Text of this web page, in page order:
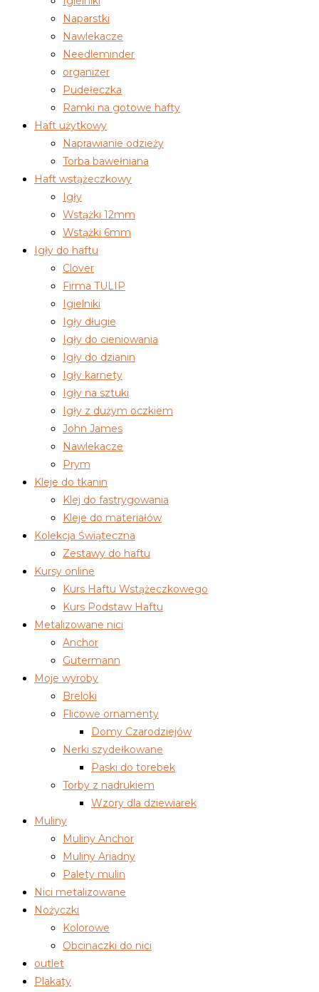
Naparstki
Nawlekacze
Needleminder
organizer
Pudełeczka
Ramki na gotowe hafty
Haft użytkowy
Naprawianie odzieży
Torba bawełniana
Haft wstążeczkowy
Igły
Wstążki 12mm
Wstążki 6mm
Igły do haftu
Clover
Firma TULIP
Igielniki
Igły długie
Igły do cieniowania
Igły do dzianin
Igły karnety
Igły na sztuki
Igły z dużym oczkiem
John James
Nawlekacze
Prym
Kleje do tkanin
Klej do fastrygowania
Kleje do materiałów
Kolekcja Świąteczna
Zestawy do haftu
Kursy online
Kurs Haftu Wstążeczkowego
Kurs Podstaw Haftu
Metalizowane nici
Anchor
Gutermann
Moje wyroby
Breloki
Flicowe ornamenty
Domy Czarodziejów
Nerki szydełkowane
Paski do torebek
Torby z nadrukiem
Wzory dla dziewiarek
Muliny
Muliny Anchor
Muliny Ariadny
Palety mulin
Nici metalizowane
Nożyczki
Kolorowe
Obcinaczki do nici
outlet
Plakaty